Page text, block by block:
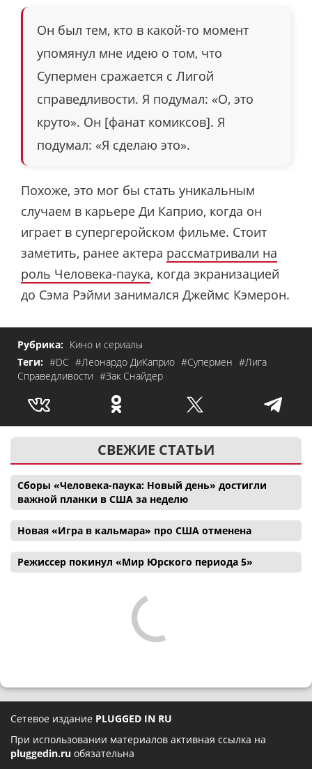
Он был тем, кто в какой-то момент
упомянул мне идею о том, что
Супермен сражается с Лигой
справедливости. Я подумал: «О, это
круто». Он [фанат комиксов]. Я
подумал: «Я сделаю это».
Похоже, это мог бы стать уникальным
случаем в карьере Ди Каприо, когда он
играет в супергеройском фильме. Стоит
заметить, ранее актера рассматривали на
роль Человека-паука, когда экранизацией
до Сэма Рэйми занимался Джеймс Кэмерон.
Рубрика: Кино и сериалы
Теги: #DC #Леонардо ДиКаприо #Супермен #Лига
Справедливости #Зак Снайдер
СВЕЖИЕ СТАТЬИ
Сборы «Человека-паука: Новый день» достигли
важной планки в США за неделю
Новая «Игра в кальмара» про США отменена
Режиссер покинул «Мир Юрского периода 5»
Сетевое издание PLUGGED IN RU
При использовании материалов активная ссылка на
pluggedin.ru обязательна